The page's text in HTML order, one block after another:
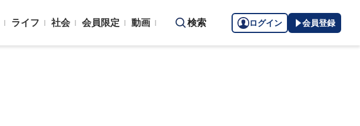
ライフ 社会 会員限定 動画 検索 ログイン 会員登録